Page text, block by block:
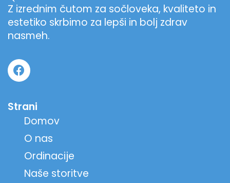
Z izrednim čutom za sočloveka, kvaliteto in
estetiko skrbimo za lepši in bolj zdrav
nasmeh.
Strani
Domov
O nas
Ordinacije
Naše storitve